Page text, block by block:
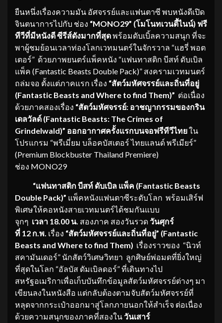
ยืนหนึ่งเรื่องความมัน อัศจรรย์และแฟนตาซี พบหนังดีเปิด
จินตนาการไปกับ ช่อง “MONO29” (โมโนทเวนตี้ไนน์) ฟรี
ทีวีที่มีหนังดี ซีรีส์ดังมากที่สุดพร้อมดับเบิ้ลความสนุก ที่จะ
พาผู้ชมย้อนเวลาท่องโลกเวทมนตร์ในจักรวาล “แฮรี่ พอต
เตอร์” ด้วยภาพยนตร์แพ็คหนัง “แฟนทาสติก บีสท์ ดับเบิล
แพ็ค (Fantastic Beasts Double Pack)” สงครามเวทมนตร์
ถล่มจอ ตั้งแต่ภาคแรก เรื่อง “สัตว์มหัศจรรย์และถิ่นที่อยู่
(Fantastic Beasts and Where to find Them)” ต่อเนื่อง
ด้วยภาคสองเรื่อง “สัตว์มหัศจรรย์: อาชญากรรมของกริน
เดลวัลด์ (Fantastic Beasts: The Crimes of
Grindelwald)” ออกอากาศครั้งแรกบนจอฟรีทีวีไทยใน
โปรแกรม “พรีเมี่ยม บล็อคบัสเตอร์ ไทยแลนด์ พรีเมียร์”
(Premium Blockbuster Thailand Premiere)
ช่อง MONO29
“แฟนทาสติก บีสท์ ดับเบิล แพ็ค (Fantastic Beasts
Double Pack)” แพ็คหนังแฟนตาซีระดับโลก พร้อมเสิร์ฟ
พิเศษให้คอหนังสายเวทมนตร์ได้ชมกันแบบ
จุกๆ เวลา 18.00 น. สองภาค สองวันรวดวันศุกร์
ที่ 12 ก.พ. เรื่อง “สัตว์มหัศจรรย์และถิ่นที่อยู่” (Fantastic
Beasts and Where to find Them) เรื่องราวของ “นิวท์
สคามันเดอร์” นักสัตว์วิเศษวิทยา ลูกศิษย์พ่อมดที่ยิ่งใหญ่
ที่สุดในโลก “อัลบัส ดัมเบิลดอร์” ที่เดินทางไป
สหรัฐอเมริกาเพื่อเก็บบันทึกข้อมูลสัตว์มหัศจรรย์ต่างๆ มา
เขียนลงในหนังสือ แต่กลับต้องตามจับสัตว์มหัศจรรย์ที่
หลุดจากกระเป๋าออกมาสู่โลกภายนอกให้สำเร็จ ต่อเนื่อง
ด้วยความสนุกของภาคที่สองในวันเสาร์